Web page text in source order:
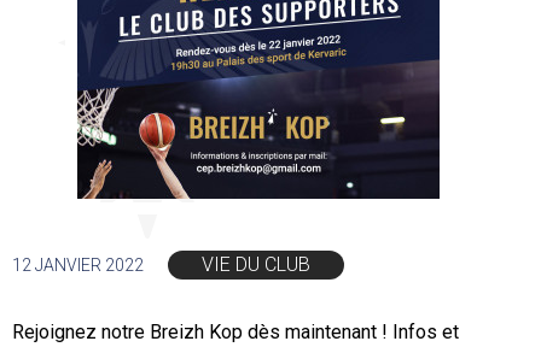
12 JANVIER 2022 VIE DU CLUB
Rejoignez notre Breizh Kop dès maintenant ! Infos et